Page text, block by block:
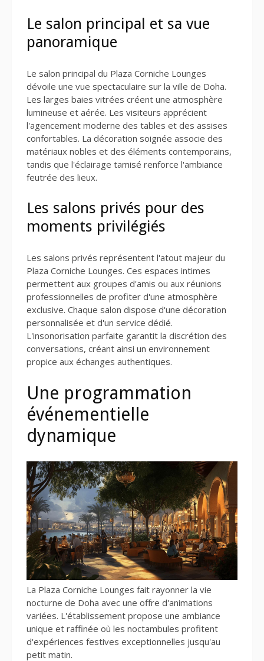
Le salon principal et sa vue
panoramique
Le salon principal du Plaza Corniche Lounges
dévoile une vue spectaculaire sur la ville de Doha.
Les larges baies vitrées créent une atmosphère
lumineuse et aérée. Les visiteurs apprécient
l'agencement moderne des tables et des assises
confortables. La décoration soignée associe des
matériaux nobles et des éléments contemporains,
tandis que l'éclairage tamisé renforce l'ambiance
feutrée des lieux.
Les salons privés pour des
moments privilégiés
Les salons privés représentent l'atout majeur du
Plaza Corniche Lounges. Ces espaces intimes
permettent aux groupes d'amis ou aux réunions
professionnelles de profiter d'une atmosphère
exclusive. Chaque salon dispose d'une décoration
personnalisée et d'un service dédié.
L'insonorisation parfaite garantit la discrétion des
conversations, créant ainsi un environnement
propice aux échanges authentiques.
Une programmation
événementielle
dynamique
La Plaza Corniche Lounges fait rayonner la vie
nocturne de Doha avec une offre d'animations
variées. L'établissement propose une ambiance
unique et raffinée où les noctambules profitent
d'expériences festives exceptionnelles jusqu'au
petit matin.